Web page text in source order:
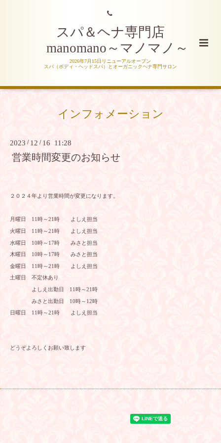
スパ＆ヘナ専門店
manomano～マノマノ～
2026年7月15日リニューアルオープン
スパ（ボディ・ヘッドスパ）とオーガニックヘナ専門サロン
インフォメーション
2023 / 12 / 16 11:28
営業時間変更のお知らせ
２０２４年より営業時間が変更になります。
月曜日 11時～21時 よしえ担当
火曜日 11時～21時 よしえ担当
水曜日 10時～17時 みさと担当
木曜日 10時～17時 みさと担当
金曜日 11時～21時 よしえ担当
土曜日 不定休あり
よしえ出勤日 11時～21時
みさと出勤日 10時～12時
日曜日 11時～21時 よしえ担当
どうぞよろしくお願い致します